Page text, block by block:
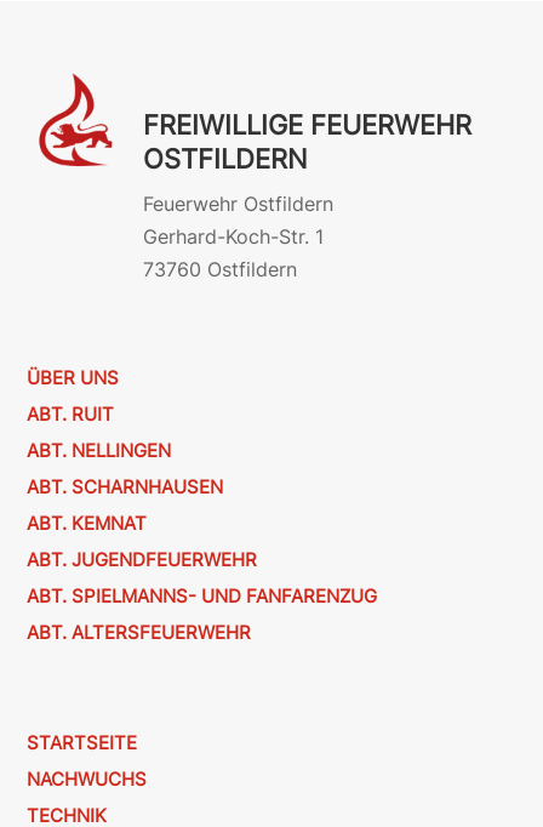
FREIWILLIGE FEUERWEHR
OSTFILDERN
Feuerwehr Ostfildern
Gerhard-Koch-Str. 1
73760 Ostfildern
ÜBER UNS
ABT. RUIT
ABT. NELLINGEN
ABT. SCHARNHAUSEN
ABT. KEMNAT
ABT. JUGENDFEUERWEHR
ABT. SPIELMANNS- UND FANFARENZUG
ABT. ALTERSFEUERWEHR
STARTSEITE
NACHWUCHS
TECHNIK